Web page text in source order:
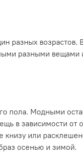
возрастов.
разными вещами
пола. Модными
в зависимости
книзу или
осенью и зимой.